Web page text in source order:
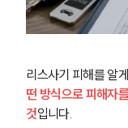
리스사기 피해를 알
떤 방식으로 피해자
것입니다.